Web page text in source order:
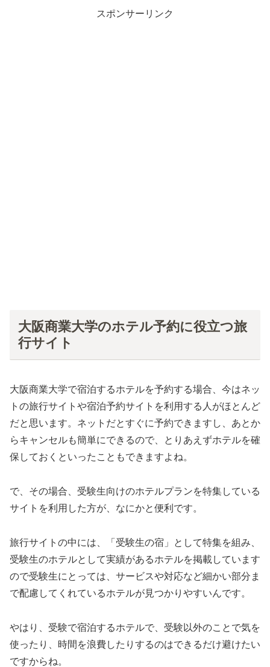
スポンサーリンク
大阪商業大学のホテル予約に役立つ旅
行サイト
大阪商業大学で宿泊するホテルを予約する場合、今はネッ
トの旅行サイトや宿泊予約サイトを利用する人がほとんど
だと思います。ネットだとすぐに予約できますし、あとか
らキャンセルも簡単にできるので、とりあえずホテルを確
保しておくといったこともできますよね。
で、その場合、受験生向けのホテルプランを特集している
サイトを利用した方が、なにかと便利です。
旅行サイトの中には、「受験生の宿」として特集を組み、
受験生のホテルとして実績があるホテルを掲載しています
ので受験生にとっては、サービスや対応など細かい部分ま
で配慮してくれているホテルが見つかりやすいんです。
やはり、受験で宿泊するホテルで、受験以外のことで気を
使ったり、時間を浪費したりするのはできるだけ避けたい
ですからね。